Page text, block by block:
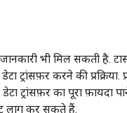
भी मिल सकती है.
ट्रांसफ़र करने की प्रक्रिया.
ट्रांसफ़र का पूरा फ़ायदा
लागू कर सकते हैं.